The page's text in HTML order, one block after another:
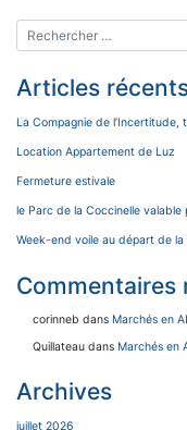
Articles
La Compagnie de
Location Appartement de Luz
Fermeture estivale
le Parc de la Coccinelle
Week-end voile au départ de la
Commentaires
corinneb dans Marchés en
Quillateau dans Marchés en
Archives
juillet 2026